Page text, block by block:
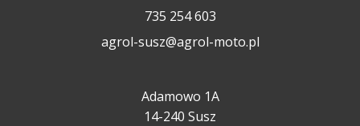
735 254 603
agrol-susz@agrol-moto.pl
Adamowo 1A
14-240 Susz